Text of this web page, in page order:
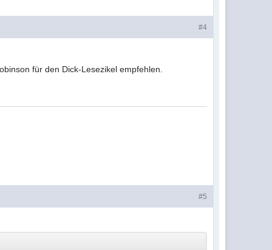
#4
für den Dick-Lesezikel empfehlen.
#5